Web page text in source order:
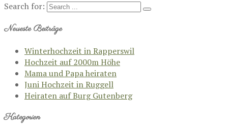
Search for:
Neueste Beiträge
Winterhochzeit in Rapperswil
Hochzeit auf 2000m Höhe
Mama und Papa heiraten
Juni Hochzeit in Ruggell
Heiraten auf Burg Gutenberg
Kategorien